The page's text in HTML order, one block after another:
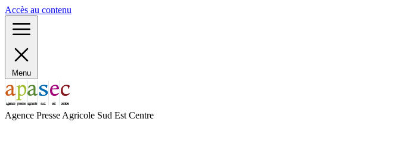
Accès au contenu
Menu
Agence Presse Agricole Sud Est Centre
Panneau de gestion des cookies